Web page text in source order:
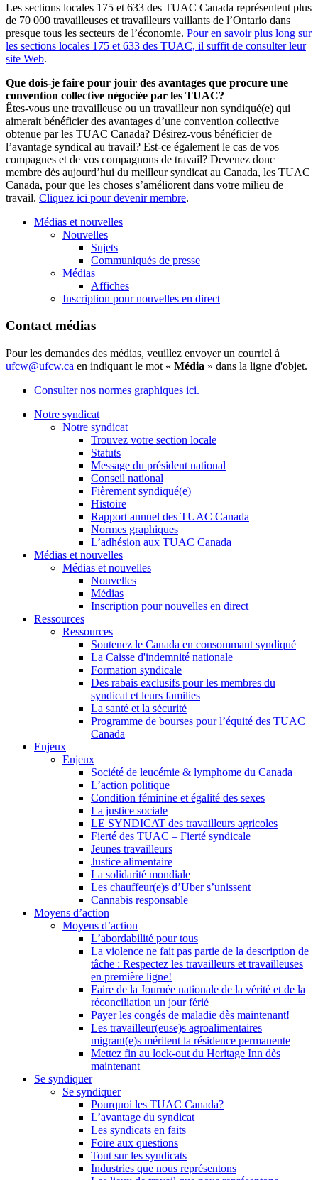
Les sections locales 175 et 633 des TUAC Canada représentent plus
de 70 000 travailleuses et travailleurs vaillants de l’Ontario dans
presque tous les secteurs de l’économie. Pour en savoir plus long sur
les sections locales 175 et 633 des TUAC, il suffit de consulter leur
site Web.
Que dois-je faire pour jouir des avantages que procure une
convention collective négociée par les TUAC?
Êtes-vous une travailleuse ou un travailleur non syndiqué(e) qui
aimerait bénéficier des avantages d’une convention collective
obtenue par les TUAC Canada? Désirez-vous bénéficier de
l’avantage syndical au travail? Est-ce également le cas de vos
compagnes et de vos compagnons de travail? Devenez donc
membre dès aujourd’hui du meilleur syndicat au Canada, les TUAC
Canada, pour que les choses s’améliorent dans votre milieu de
travail. Cliquez ici pour devenir membre.
Médias et nouvelles
Nouvelles
Sujets
Communiqués de presse
Médias
Affiches
Inscription pour nouvelles en direct
Contact médias
Pour les demandes des médias, veuillez envoyer un courriel à
ufcw@ufcw.ca en indiquant le mot « Média » dans la ligne d'objet.
Consulter nos normes graphiques ici.
Notre syndicat
Notre syndicat
Trouvez votre section locale
Statuts
Message du président national
Conseil national
Fièrement syndiqué(e)
Histoire
Rapport annuel des TUAC Canada
Normes graphiques
L’adhésion aux TUAC Canada
Médias et nouvelles
Médias et nouvelles
Nouvelles
Médias
Inscription pour nouvelles en direct
Ressources
Ressources
Soutenez le Canada en consommant syndiqué
La Caisse d'indemnité nationale
Formation syndicale
Des rabais exclusifs pour les membres du
syndicat et leurs families
La santé et la sécurité
Programme de bourses pour l’équité des TUAC
Canada
Enjeux
Enjeux
Société de leucémie & lymphome du Canada
L’action politique
Condition féminine et égalité des sexes
La justice sociale
LE SYNDICAT des travailleurs agricoles
Fierté des TUAC – Fierté syndicale
Jeunes travailleurs
Justice alimentaire
La solidarité mondiale
Les chauffeur(e)s d’Uber s’unissent
Cannabis responsable
Moyens d’action
Moyens d’action
L’abordabilité pour tous
La violence ne fait pas partie de la description de
tâche : Respectez les travailleurs et travailleuses
en première ligne!
Faire de la Journée nationale de la vérité et de la
réconciliation un jour férié
Payer les congés de maladie dès maintenant!
Les travailleur(euse)s agroalimentaires
migrant(e)s méritent la résidence permanente
Mettez fin au lock-out du Heritage Inn dès
maintenant
Se syndiquer
Se syndiquer
Pourquoi les TUAC Canada?
L’avantage du syndicat
Les syndicats en faits
Foire aux questions
Tout sur les syndicats
Industries que nous représentons